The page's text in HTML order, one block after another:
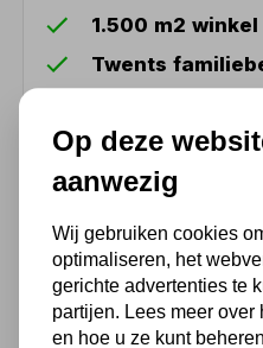
1.500 m2
Twents
Ook handig
29,50
Op deze
aanwezig
Wij gebruiken cookies
optimaliseren, het
gerichte advertenties te
partijen. Lees meer
en hoe u ze kunt